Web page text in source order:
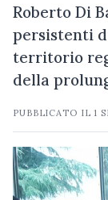
Roberto Di
persistenti
territorio
della
PUBBLICATO IL1